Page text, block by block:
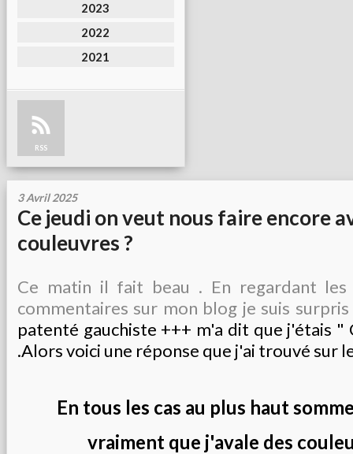
2023
2022
2021
RSS
3 Avril 2025
Ce jeudi on veut nous faire encore
couleuvres ?
Ce matin il fait beau . En regardant les
commentaires sur mon blog je suis surpris
patenté gauchiste +++ m'a dit que j'étais "
.Alors voici une réponse que j'ai trouvé sur
En tous les cas au plus haut
vraiment que j'avale des